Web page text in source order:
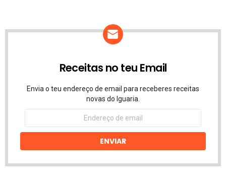
Receitas no teu Email
Envia o teu endereço de email para receberes receitas
novas do Iguaria.
Endereço
email
ENVIAR